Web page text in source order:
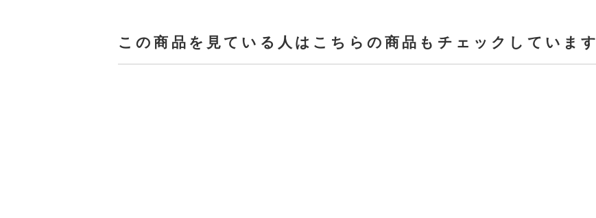
この商品を見ている人はこちらの商品もチェックしています